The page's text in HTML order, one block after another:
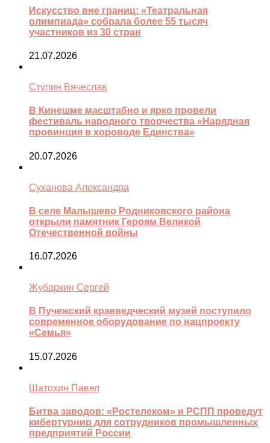
Искусство вне границ: «Театральная
олимпиада» собрала более 55 тысяч
участников из 30 стран
21.07.2026
Ступин Вячеслав
В Кинешме масштабно и ярко провели
фестиваль народного творчества «Нарядная
провинция в хороводе Единства»
20.07.2026
Суханова Александра
В селе Малышево Родниковского района
открыли памятник Героям Великой
Отечественной войны
16.07.2026
Жубаркин Сергей
В Пучежский краеведческий музей поступило
современное оборудование по нацпроекту
«Семья»
15.07.2026
Шатохин Павел
Битва заводов: «Ростелеком» и РСПП проведут
кибертурнир для сотрудников промышленных
предприятий России